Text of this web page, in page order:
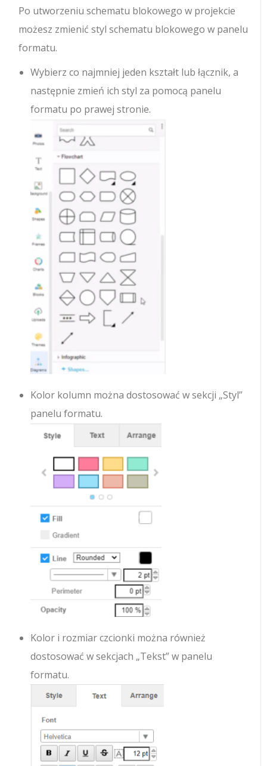
Po utworzeniu schematu blokowego w projekcie
możesz zmienić styl schematu blokowego w panelu
formatu.
Wybierz co najmniej jeden kształt lub łącznik, a
następnie zmień ich styl za pomocą panelu
formatu po prawej stronie.
Kolor kolumn można dostosować w sekcji „Styl”
panelu formatu.
Kolor i rozmiar czcionki można również
dostosować w sekcjach „Tekst” w panelu
formatu.